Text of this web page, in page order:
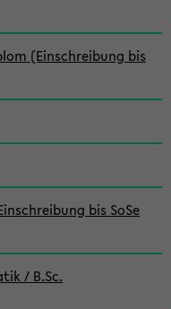
(Einschreibung bis
bis SoSe
/ B.Sc.